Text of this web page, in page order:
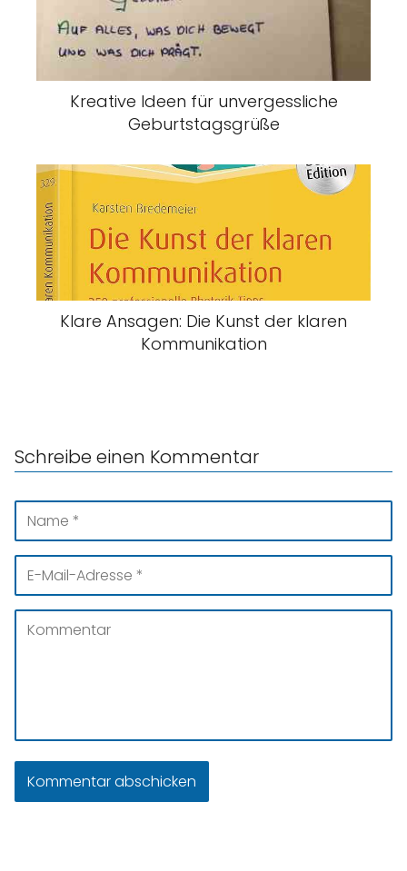
Kreative Ideen für unvergessliche
Geburtstagsgrüße
Klare Ansagen: Die Kunst der klaren
Kommunikation
Schreibe einen Kommentar